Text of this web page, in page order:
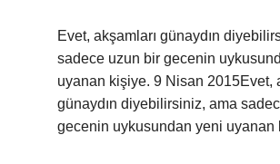
Evet, akşamları günaydın
sadece uzun bir gecenin
uyanan kişiye. 9 Nisan 2015Evet,
günaydın diyebilirsiniz, ama
gecenin uykusundan yeni uyanan